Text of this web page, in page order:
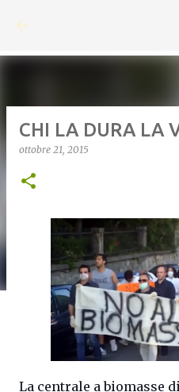
CHI LA DURA LA
ottobre 21, 2015
La centrale a ‪‎biomasse‬